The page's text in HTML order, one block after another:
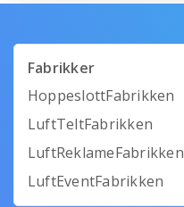
Fabrikker
HoppeslottFabrikken
LuftTeltFabrikken
LuftReklameFabrikken
LuftEventFabrikken